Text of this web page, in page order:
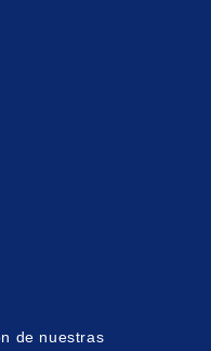
de nuestras